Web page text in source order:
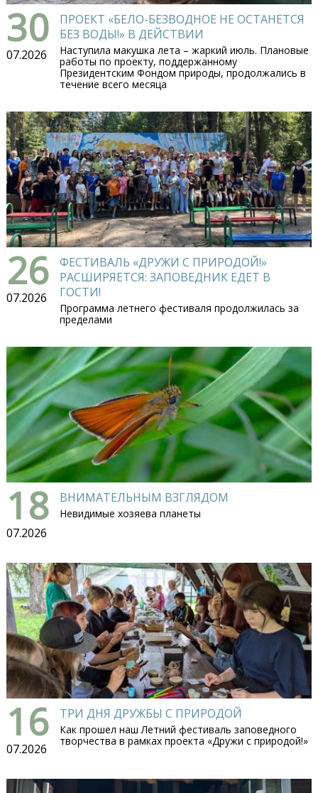
30
07.2026
ПРОЕКТ «БЕЛО-БЕЗВОДНОЕ НЕ ОСТАНЕТСЯ
БЕЗ ВОДЫ!» В ДЕЙСТВИИ
Наступила макушка лета – жаркий июль. Плановые
работы по проекту, поддержанному
Президентским Фондом природы, продолжались в
течение всего месяца
26
07.2026
ФЕСТИВАЛЬ «ДРУЖИ С ПРИРОДОЙ!»
РАСШИРЯЕТСЯ: ЗАПОВЕДНИК ЕДЕТ В
ГОСТИ!
Программа летнего фестиваля продолжилась за
пределами
18
07.2026
ВНИМАТЕЛЬНЫМ ВЗГЛЯДОМ
Невидимые хозяева планеты
16
07.2026
ТРИ ДНЯ ДРУЖБЫ С ПРИРОДОЙ
Как прошел наш Летний фестиваль заповедного
творчества в рамках проекта «Дружи с природой!»